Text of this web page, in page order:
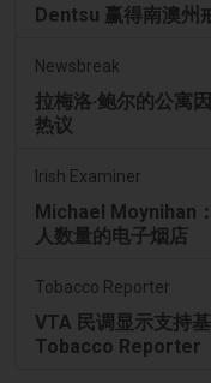
Dentsu 赢得南澳州
Newsbreak
拉梅洛·鲍尔的公寓
热议
Irish Examiner
Michael Moynihan
人数量的电子烟店
Tobacco Reporter
VTA 民调显示支持
Tobacco Reporter